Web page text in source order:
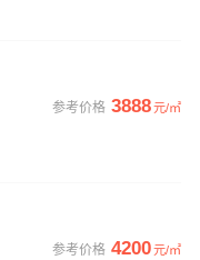
参考价格 3888元/㎡
参考价格 4200元/㎡